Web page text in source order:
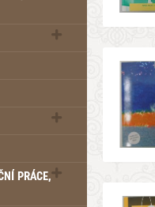
(203)
PRÁCE,